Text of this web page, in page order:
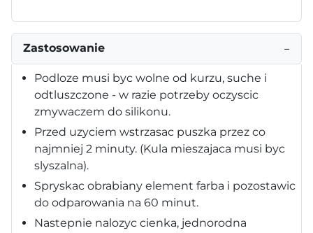
Zastosowanie −
Podloze musi byc wolne od kurzu, suche i
odtluszczone - w razie potrzeby oczyscic
zmywaczem do silikonu.
Przed uzyciem wstrzasac puszka przez co
najmniej 2 minuty. (Kula mieszajaca musi byc
slyszalna).
Spryskac obrabiany element farba i pozostawic
do odparowania na 60 minut.
Nastepnie nalozyc cienka, jednorodna